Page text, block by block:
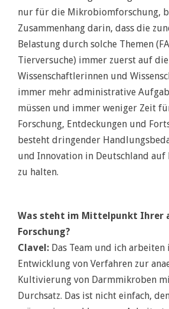
nur für die Mikrobiomforschung,
Zusammenhang darin, dass die
Belastung durch solche Themen
Tierversuche) immer zuerst auf die
Wissenschaftlerinnen und
immer mehr administrative
müssen und immer weniger Zeit
Forschung, Entdeckungen und
besteht dringender
und Innovation in Deutschland auf
zu halten.
Was steht im Mittelpunkt Ihrer
Forschung?
Clavel: Das Team und ich
Entwicklung von Verfahren zur
Kultivierung von Darmmikroben
Durchsatz. Das ist nicht einfach,